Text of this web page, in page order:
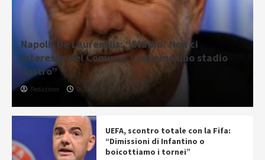
Napoli, De Laurentiis: “Stadio? Non ci
interessa del Comune, vogliamo uno stadio
nostro”
Redazione 06/08/2026 20:43
UEFA, scontro totale con la Fifa:
“Dimissioni di Infantino o
boicottiamo i tornei”